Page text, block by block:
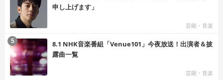
申し上げます」
芸能・音楽
8.1 NHK音楽番組「Venue101」今夜放送！出演者＆披
露曲一覧
芸能・音楽
5